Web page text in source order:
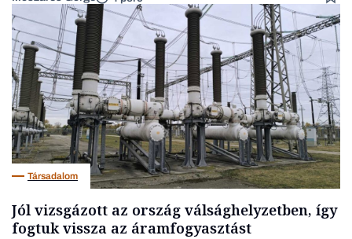
Társadalom
Jól vizsgázott az ország válsághelyzetben, így
fogtuk vissza az áramfogyasztást